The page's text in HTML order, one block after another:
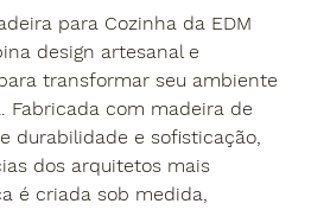
para Cozinha da EDM
design artesanal e
transformar seu ambiente
Fabricada com madeira de
durabilidade e sofisticação,
dos arquitetos mais
é criada sob medida,